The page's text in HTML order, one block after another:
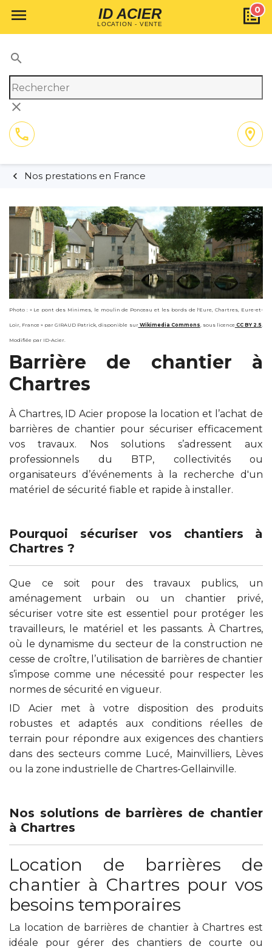
 ID ACIER
LOCATION - VENTE
0
search
clear
call location_on
Nos prestations en France
Photo : « Le pont des Minimes, le moulin de Ponceau et les bords de l'Eure, Chartres, Eure-et-
Loir, France » par GIRAUD Patrick, disponible surWikimedia Commons, sous licenceCC BY 2.5.
Modifiée par ID-Acier.
Barrière de chantier à
Chartres
À Chartres, ID Acier propose la location et l’achat de
barrières de chantier pour sécuriser efficacement
vos travaux. Nos solutions s’adressent aux
professionnels du BTP, collectivités ou
organisateurs d’événements à la recherche d'un
matériel de sécurité fiable et rapide à installer.
Pourquoi sécuriser vos chantiers à
Chartres ?
Que ce soit pour des travaux publics, un
aménagement urbain ou un chantier privé,
sécuriser votre site est essentiel pour protéger les
travailleurs, le matériel et les passants. À Chartres,
où le dynamisme du secteur de la construction ne
cesse de croître, l’utilisation de barrières de chantier
s’impose comme une nécessité pour respecter les
normes de sécurité en vigueur.
ID Acier met à votre disposition des produits
robustes et adaptés aux conditions réelles de
terrain pour répondre aux exigences des chantiers
dans des secteurs comme Lucé, Mainvilliers, Lèves
ou la zone industrielle de Chartres-Gellainville.
Nos solutions de barrières de chantier
à Chartres
Location de barrières de
chantier à Chartres pour vos
besoins temporaires
La location de barrières de chantier à Chartres est
idéale pour gérer des chantiers de courte ou